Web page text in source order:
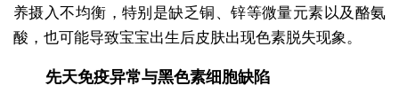
养摄入不均衡，特别是缺乏铜、锌等微量元素以及酪氨
酸，也可能导致宝宝出生后皮肤出现色素脱失现象。
先天免疫异常与黑色素细胞缺陷